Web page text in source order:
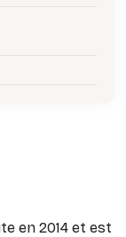
en 2014 et est